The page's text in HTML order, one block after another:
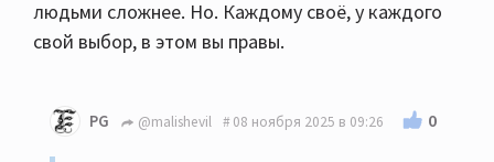
людьми сложнее. Но. Каждому своё, у каждого
свой выбор, в этом вы правы.
PG @malishevil 08 ноября 2025 в 09:26 0